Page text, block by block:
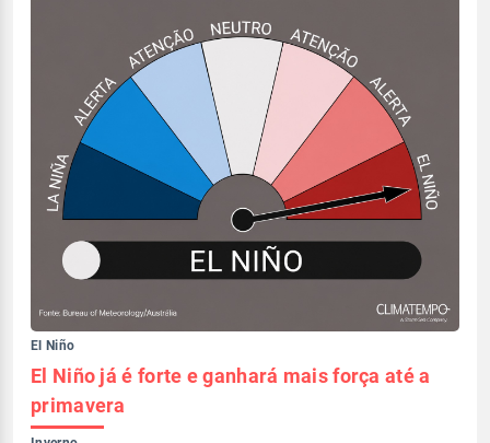
El Niño
El Niño já é forte e ganhará mais força até a
primavera